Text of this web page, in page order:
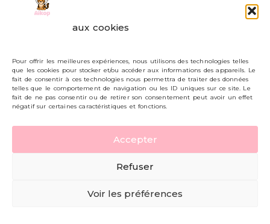
aux cookies
Pour offrir les meilleures expériences, nous utilisons des technologies telles
que les cookies pour stocker et/ou accéder aux informations des appareils. Le
fait de consentir à ces technologies nous permettra de traiter des données
telles que le comportement de navigation ou les ID uniques sur ce site. Le
fait de ne pas consentir ou de retirer son consentement peut avoir un effet
négatif sur certaines caractéristiques et fonctions.
Accepter
Refuser
Voir les préférences
Livraisons et retours
Mon compte
Carte cadeau
Politique de confidentialité
Mentions légales - CGV